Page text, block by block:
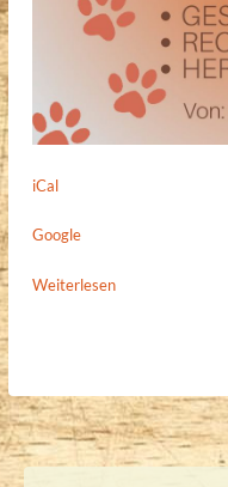
iCal
Google
Weiterlesen